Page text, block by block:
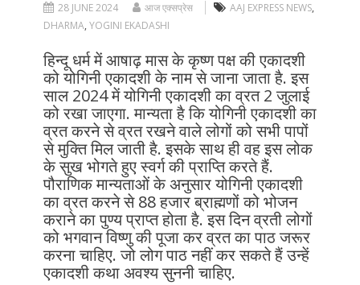
28 JUNE 2024 आज एक्सप्रेस AAJ EXPRESS NEWS,
DHARMA, YOGINI EKADASHI
हिन्दू धर्म में आषाढ़ मास के कृष्ण पक्ष की एकादशी
को योगिनी एकादशी के नाम से जाना जाता है. इस
साल 2024 में योगिनी एकादशी का व्रत 2 जुलाई
को रखा जाएगा. मान्यता है कि योगिनी एकादशी का
व्रत करने से व्रत रखने वाले लोगों को सभी पापों
से मुक्ति मिल जाती है. इसके साथ ही वह इस लोक
के सुख भोगते हुए स्वर्ग की प्राप्ति करते हैं.
पौराणिक मान्यताओं के अनुसार योगिनी एकादशी
का व्रत करने से 88 हजार ब्राह्मणों को भोजन
कराने का पुण्य प्राप्त होता है. इस दिन व्रती लोगों
को भगवान विष्णु की पूजा कर व्रत का पाठ जरूर
करना चाहिए. जो लोग पाठ नहीं कर सकते हैं उन्हें
एकादशी कथा अवश्य सुननी चाहिए.